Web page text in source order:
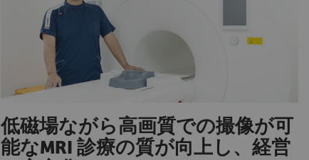
低磁場ながら高画質での撮像が可
能なMRI 診療の質が向上し、経営